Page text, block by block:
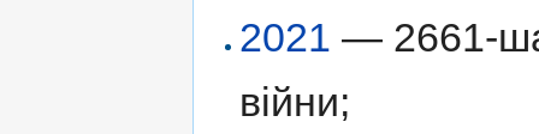
2021 — 2661-ша
війни;